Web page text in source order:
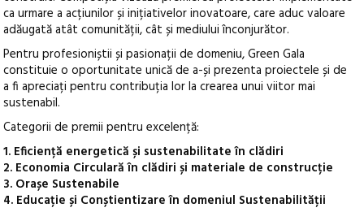
ca urmare a acțiunilor și inițiativelor inovatoare, care aduc valoare
adăugată atât comunității, cât și mediului înconjurător.
Pentru profesioniștii și pasionații de domeniu, Green Gala
constituie o oportunitate unică de a-și prezenta proiectele și de
a fi apreciați pentru contribuția lor la crearea unui viitor mai
sustenabil.
Categorii de premii pentru excelență:
1. Eficiență energetică și sustenabilitate în clădiri
2. Economia Circulară în clădiri și materiale de construcție
3. Orașe Sustenabile
4. Educație și Conștientizare în domeniul Sustenabilității